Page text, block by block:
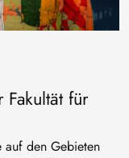
für
auf den Gebieten